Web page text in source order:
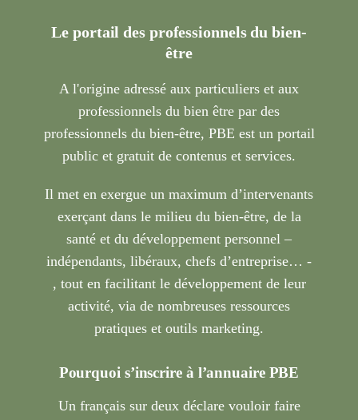
Le portail des professionnels du bien-
être
A l'origine adressé aux particuliers et aux
professionnels du bien être par des
professionnels du bien-être, PBE est un portail
public et gratuit de contenus et services.
Il met en exergue un maximum d’intervenants
exerçant dans le milieu du bien-être, de la
santé et du développement personnel –
indépendants, libéraux, chefs d’entreprise… -
, tout en facilitant le développement de leur
activité, via de nombreuses ressources
pratiques et outils marketing.
Pourquoi s’inscrire à l’annuaire PBE
Un français sur deux déclare vouloir faire